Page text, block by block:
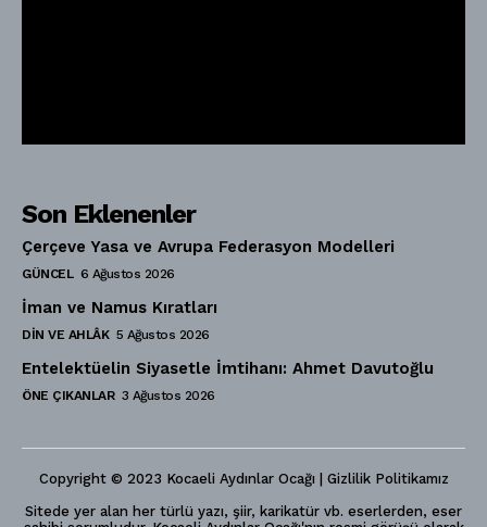
Son Eklenenler
Çerçeve Yasa ve Avrupa Federasyon Modelleri
GÜNCEL 6 Ağustos 2026
İman ve Namus Kıratları
DIN VE AHLÂK 5 Ağustos 2026
Entelektüelin Siyasetle İmtihanı: Ahmet Davutoğlu
ÖNE ÇIKANLAR 3 Ağustos 2026
Copyright © 2023 Kocaeli Aydınlar Ocağı | Gizlilik Politikamız
Sitede yer alan her türlü yazı, şiir, karikatür vb. eserlerden, eser